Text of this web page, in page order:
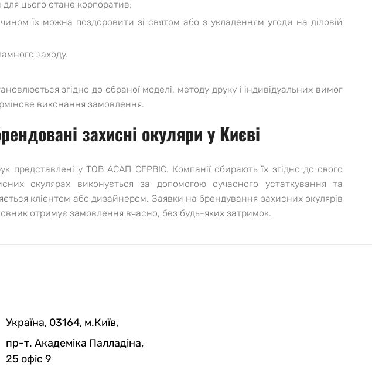
цього стане корпоратив;
їх можна поздоровити зі святом або з укладенням угоди на діловій
заходу.
згідно до обраної моделі, методу друку і індивідуальних вимог
виконання замовлення.
захисні окуляри у Києві
представлені у ТОВ АСАП СЕРВІС. Компанії обирають їх згідно до свого
окулярах виконується за допомогою сучасного устаткування та
клієнтом або дизайнером. Заявки на брендування захисних окулярів
отримує замовлення вчасно, без будь-яких затримок.
Україна, 03164, м.Київ,
пр-т. Академіка Палладіна,
25 офіс 9